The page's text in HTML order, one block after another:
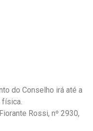
do Conselho irá até a
física.
Rossi, nº 2930,